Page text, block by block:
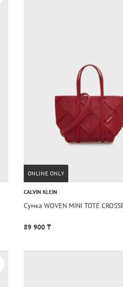
ONLINE ONLY
CALVIN KLEIN
Сумка WOVEN MINI TOTE
89 900 ₸